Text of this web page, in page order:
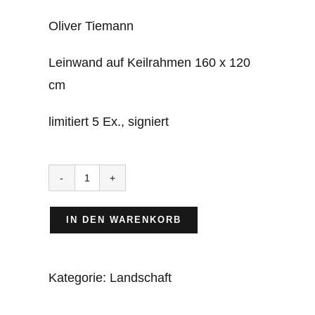
Oliver Tiemann
Leinwand auf Keilrahmen 160 x 120
cm
limitiert 5 Ex., signiert
Valdemossa
Menge
IN DEN WARENKORB
Kategorie: Landschaft